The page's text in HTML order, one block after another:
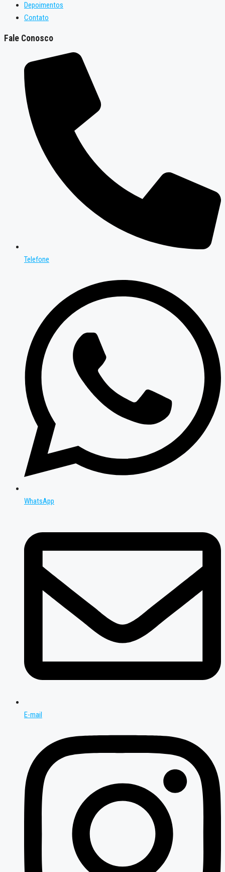
Depoimentos
Contato
Fale Conosco
Telefone
WhatsApp
E-mail